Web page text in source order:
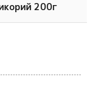
200г